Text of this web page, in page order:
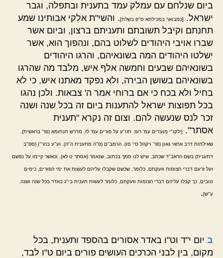
ביום שנלחם עם עמלק עמד בתענית ובתפלה, וגבר
ישראל.
[כמבואר במכילתא ס"פ בשלח]. והשי"ת אלקי אבותינו שמע
תחנתם וקיבל תשובתם ותעניתם ברצון, וביום אשר
שברו אויבי היהודים לשלוט בהם, ונהפוך הוא, אשר
ישלטו היהודים המה בשונאיהם, והרגו היהודים
בשונאיהם שבעים וחמשה אלף איש, מלבד מה שהרגו
בשונאיהם בשושן הבירה, ולא נפקד מאתנו איש, כי לא
בחיל ולא בכח כי אם ברוחי אמר ה' צבאות. ולכן נהגו
בכל תפוצות ישראל להתענות ביום זה בכל שנה ושנה
זכר לנס שנעשה להם. וצום זה נקרא "תענית
אסתר".
[ילקו"י מועדים עמ' רעז. חזו"ע על פורים עמ' לז. מדרש תנחומא (פר' בראשית).
שאילתות דרב אחאי גאון (פר' ויקהל סי' סו). הרמב"ם (פ"ה מתענית ה"ה). וע"ע בהר"ן (ספ"ב
דתענית) בשם הראב"ד שכתב, שיש לנו סמך בכתוב, שנאמר (אסתר ט לא), וכאשר קיימו על נפשם
ועל זרעם דברי הצומות וזעקתם, כלומר, שכשם שקבלו עליהם לעשות את ימי הפורים, כימים
טובים, כך קבלו עליהם דברי הצומות וזעקתם, כלומר לעשות תענית בי"ג באדר בכל שנה ושנה.
ע"ש].
ב יום י"ד וט"ו באדר אסורים בהספד ותענית, בכל
מקום, בין לבני הכרכים העושים פורים ביום ט"ו לבד,